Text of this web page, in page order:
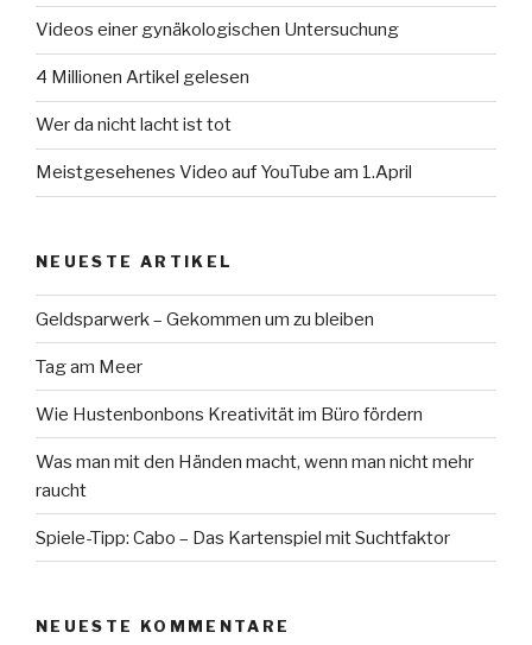
Videos einer gynäkologischen Untersuchung
4 Millionen Artikel gelesen
Wer da nicht lacht ist tot
Meistgesehenes Video auf YouTube am 1.April
NEUESTE ARTIKEL
Geldsparwerk – Gekommen um zu bleiben
Tag am Meer
Wie Hustenbonbons Kreativität im Büro fördern
Was man mit den Händen macht, wenn man nicht mehr
raucht
Spiele-Tipp: Cabo – Das Kartenspiel mit Suchtfaktor
NEUESTE KOMMENTARE